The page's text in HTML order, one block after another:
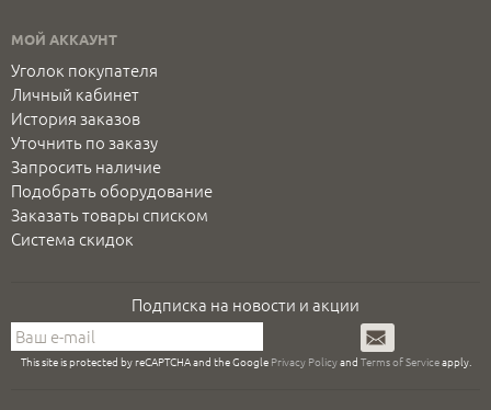
МОЙ АККАУНТ
Уголок покупателя
Личный кабинет
История заказов
Уточнить по заказу
Запросить наличие
Подобрать оборудование
Заказать товары списком
Система скидок
Подписка на новости и акции
Подписаться
This site is protected by reCAPTCHA and the Google Privacy Policyand Terms of Serviceapply.